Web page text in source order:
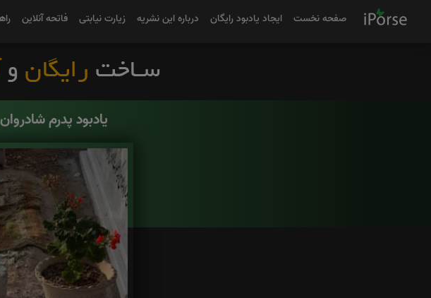
صفحه نخست ایجاد یادبود رایگان درباره این نشریه زیارت نیابتی فاتحه آنلاین
یادبود پدرم